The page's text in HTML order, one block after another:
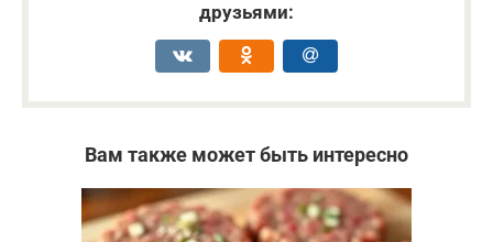
друзьями:
Вам также может быть интересно